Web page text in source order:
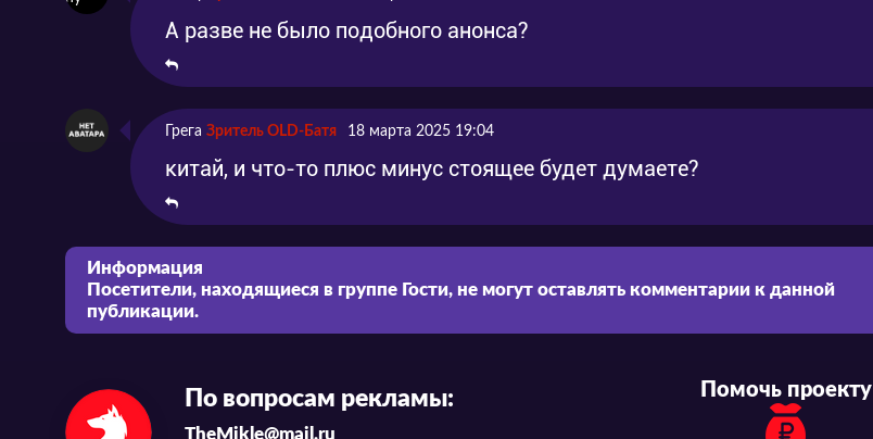
А разве не было подобного анонса?
Грега Зритель OLD-Батя 18 марта 2025 19:04
китай, и что-то плюс минус стоящее будет думаете?
Информация
Посетители, находящиеся в группе Гости, не могут оставлять комментарии к данной
публикации.
По вопросам рекламы:
TheMikle@mail.ru
Помочь проекту